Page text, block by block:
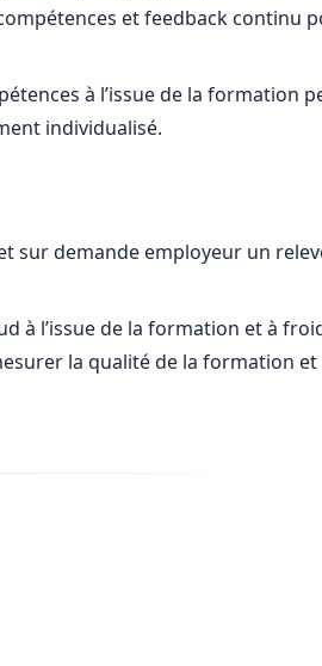
et feedback continu
à l’issue de la formation
individualisé.
sur demande employeur un
à l’issue de la formation et à
la qualité de la formation et